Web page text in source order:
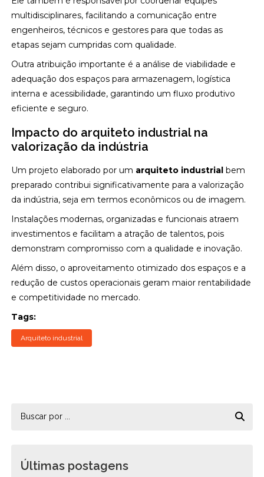
multidisciplinares, facilitando a comunicação entre
engenheiros, técnicos e gestores para que todas as
etapas sejam cumpridas com qualidade.
Outra atribuição importante é a análise de viabilidade e
adequação dos espaços para armazenagem, logística
interna e acessibilidade, garantindo um fluxo produtivo
eficiente e seguro.
Impacto do arquiteto industrial na
valorização da indústria
Um projeto elaborado por um arquiteto industrial bem
preparado contribui significativamente para a valorização
da indústria, seja em termos econômicos ou de imagem.
Instalações modernas, organizadas e funcionais atraem
investimentos e facilitam a atração de talentos, pois
demonstram compromisso com a qualidade e inovação.
Além disso, o aproveitamento otimizado dos espaços e a
redução de custos operacionais geram maior rentabilidade
e competitividade no mercado.
Tags:
Arquiteto industrial
Últimas postagens